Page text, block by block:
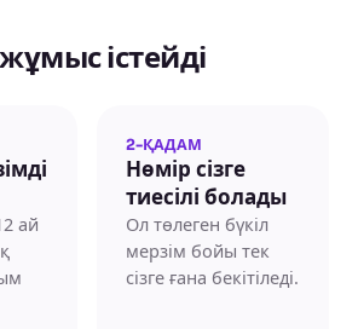
істейді
ай
2-ҚАДАМ
Нөмір сізге
тиесілі болады
Ол төлеген бүкіл
мерзім бойы тек
сізге ғана бекітіледі.